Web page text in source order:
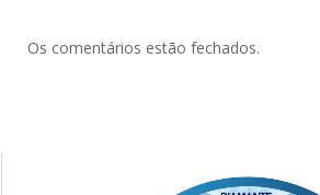
Os comentários estão fechados.